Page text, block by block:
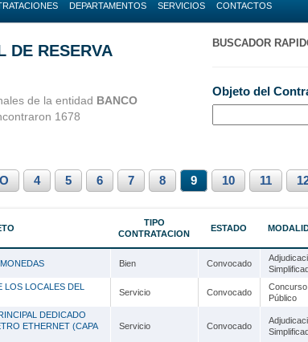
Perú
DEPARTAMENTOS
Apurímac
Cajamarca
Huancavelica
Huánuco
SERVICIOS CONTACTOS
DE RESERVA
de la entidad BANCO
1678
BUSCADOR
Objeto del
4 5 6 7 8 9 10 11
TIPO
CONTRATACION
ESTADO
Bien Convocado
LOS LOCALES DEL
Servicio Convocado
Concurso
Público
DEDICADO
ETHERNET (CAPA
Servicio Convocado